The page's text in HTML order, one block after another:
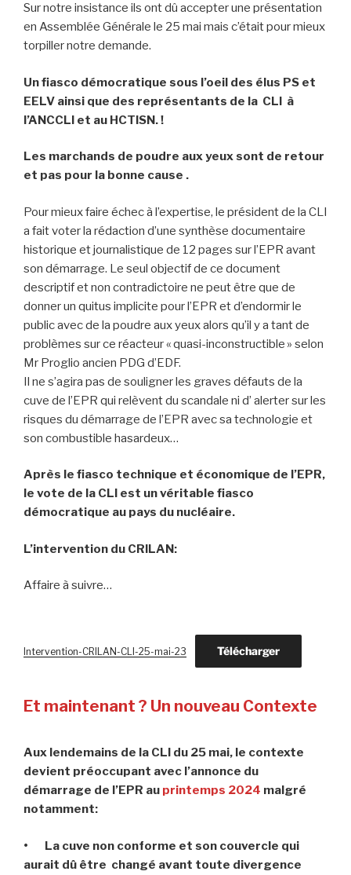
Sur notre insistance ils ont dû accepter une présentation
en Assemblée Générale le 25 mai mais c’était pour mieux
torpiller notre demande.
Un fiasco démocratique sous l’oeil des élus PS et
EELV ainsi que des représentants de la CLI à
l’ANCCLI et au HCTISN. !
Les marchands de poudre aux yeux sont de retour
et pas pour la bonne cause .
Pour mieux faire échec à l’expertise, le président de la CLI
a fait voter la rédaction d’une synthèse documentaire
historique et journalistique de 12 pages sur l’EPR avant
son démarrage. Le seul objectif de ce document
descriptif et non contradictoire ne peut être que de
donner un quitus implicite pour l’EPR et d’endormir le
public avec de la poudre aux yeux alors qu’il y a tant de
problèmes sur ce réacteur « quasi-inconstructible » selon
Mr Proglio ancien PDG d’EDF.
Il ne s’agira pas de souligner les graves défauts de la
cuve de l’EPR qui relèvent du scandale ni d’ alerter sur les
risques du démarrage de l’EPR avec sa technologie et
son combustible hasardeux…
Après le fiasco technique et économique de l’EPR,
le vote de la CLI est un véritable fiasco
démocratique au pays du nucléaire.
L’intervention du CRILAN:
Affaire à suivre…
Intervention-CRILAN-CLI-25-mai-23 Télécharger
Et maintenant ? Un nouveau Contexte
Aux lendemains de la CLI du 25 mai, le contexte
devient préoccupant avec l’annonce du
démarrage de l’EPR au printemps 2024 malgré
notamment:
• La cuve non conforme et son couvercle qui
aurait dû être changé avant toute divergence